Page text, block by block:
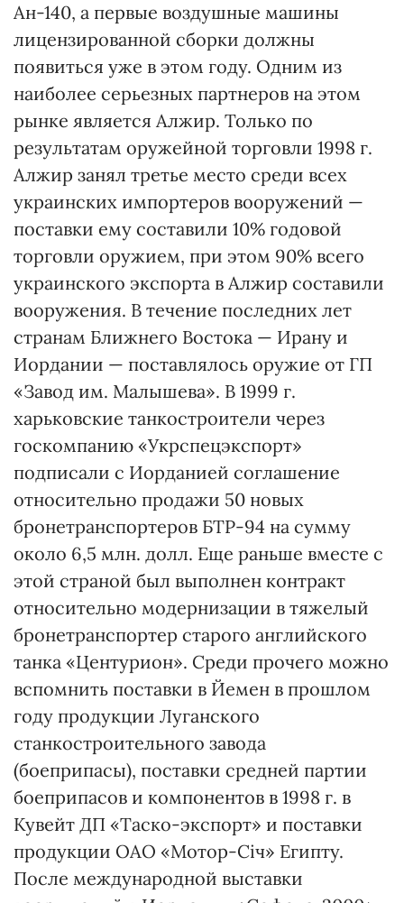
Ан-140, а первые воздушные машины
лицензированной сборки должны
появиться уже в этом году. Одним из
наиболее серьезных партнеров на этом
рынке является Алжир. Только по
результатам оружейной торговли 1998 г.
Алжир занял третье место среди всех
украинских импортеров вооружений —
поставки ему составили 10% годовой
торговли оружием, при этом 90% всего
украинского экспорта в Алжир составили
вооружения. В течение последних лет
странам Ближнего Востока — Ирану и
Иордании — поставлялось оружие от ГП
«Завод им. Малышева». В 1999 г.
харьковские танкостроители через
госкомпанию «Укрспецэкспорт»
подписали с Иорданией соглашение
относительно продажи 50 новых
бронетранспортеров БТР-94 на сумму
около 6,5 млн. долл. Еще раньше вместе с
этой страной был выполнен контракт
относительно модернизации в тяжелый
бронетранспортер старого английского
танка «Центурион». Среди прочего можно
вспомнить поставки в Йемен в прошлом
году продукции Луганского
станкостроительного завода
(боеприпасы), поставки средней партии
боеприпасов и компонентов в 1998 г. в
Кувейт ДП «Таско-экспорт» и поставки
продукции ОАО «Мотор-Січ» Египту.
После международной выставки